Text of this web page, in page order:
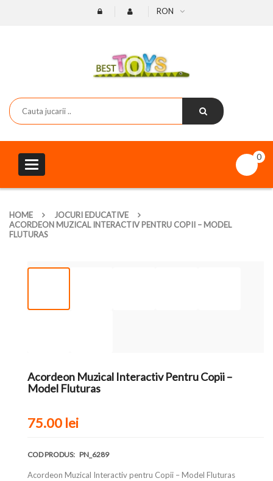
RON
Toggle
navigation
0
HOME
JOCURI EDUCATIVE
ACORDEON MUZICAL INTERACTIV PENTRU COPII – MODEL
FLUTURAS
Acordeon Muzical Interactiv Pentru Copii –
Model Fluturas
75.00 lei
COD PRODUS: PN_6289
Acordeon Muzical Interactiv pentru Copii – Model Fluturas